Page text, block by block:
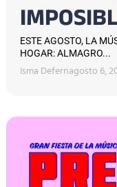
ESTE AGOSTO, LA
HOGAR: ALMAGRO...
Isma Defernagosto 6,